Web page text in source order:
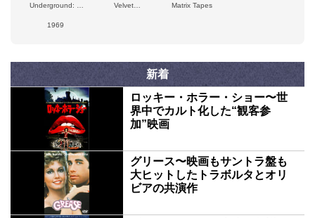
Underground: A
by Todd Haynes
Velvet
Matrix Tapes
1969
新着
ロッキー・ホラー・ショー〜世
界中でカルト化した“観客参
加”映画
グリース〜映画もサントラ盤も
大ヒットしたトラボルタとオリ
ビアの共演作